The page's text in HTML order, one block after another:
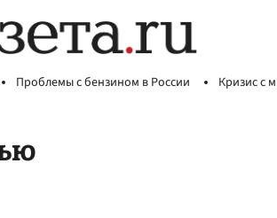
Проблемы с бензином в России Кризис с